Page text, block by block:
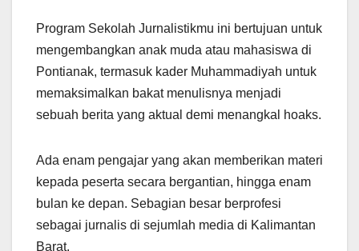
Program Sekolah Jurnalistikmu ini bertujuan untuk
mengembangkan anak muda atau mahasiswa di
Pontianak, termasuk kader Muhammadiyah untuk
memaksimalkan bakat menulisnya menjadi
sebuah berita yang aktual demi menangkal hoaks.
Ada enam pengajar yang akan memberikan materi
kepada peserta secara bergantian, hingga enam
bulan ke depan. Sebagian besar berprofesi
sebagai jurnalis di sejumlah media di Kalimantan
Barat.